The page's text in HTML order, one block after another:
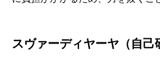
スヴァーディヤーヤ（自己